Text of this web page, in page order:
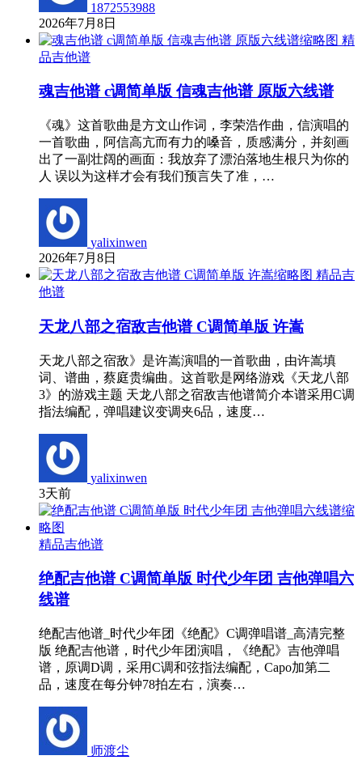
1872553988
2026年7月8日
精
品吉他谱
魂吉他谱 c调简单版 信魂吉他谱 原版六线谱
《魂》这首歌曲是方文山作词，李荣浩作曲，信演唱的
一首歌曲，阿信高亢而有力的嗓音，质感满分，并刻画
出了一副壮阔的画面：我放弃了漂泊落地生根只为你的
人 误以为这样才会有我们预言失了准，…
yalixinwen
2026年7月8日
精品吉
他谱
天龙八部之宿敌吉他谱 C调简单版 许嵩
天龙八部之宿敌》是许嵩演唱的一首歌曲，由许嵩填
词、谱曲，蔡庭贵编曲。这首歌是网络游戏《天龙八部
3》的游戏主题 天龙八部之宿敌吉他谱简介本谱采用C调
指法编配，弹唱建议变调夹6品，速度…
yalixinwen
3天前
精品吉他谱
绝配吉他谱 C调简单版 时代少年团 吉他弹唱六
线谱
绝配吉他谱_时代少年团《绝配》C调弹唱谱_高清完整
版 绝配吉他谱，时代少年团演唱，《绝配》吉他弹唱
谱，原调D调，采用C调和弦指法编配，Capo加第二
品，速度在每分钟78拍左右，演奏…
师渡尘